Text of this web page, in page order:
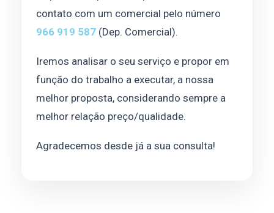
contato com um comercial pelo número
966 919 587 (Dep. Comercial).
Iremos analisar o seu serviço e propor em
função do trabalho a executar, a nossa
melhor proposta, considerando sempre a
melhor relação preço/qualidade.
Agradecemos desde já a sua consulta!